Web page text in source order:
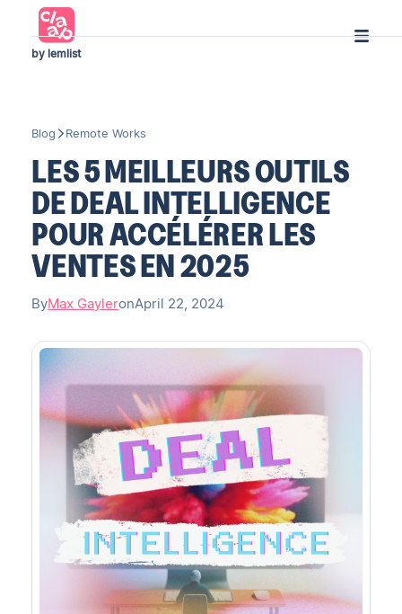
by lemlist
Blog Remote Works
LES 5 MEILLEURS OUTILS
DE DEAL INTELLIGENCE
POUR ACCÉLÉRER LES
VENTES EN 2025
ByMax GayleronApril 22, 2024